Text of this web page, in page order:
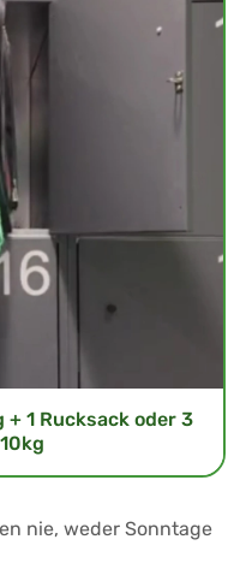
1 Rucksack oder 3
nie, weder Sonntage